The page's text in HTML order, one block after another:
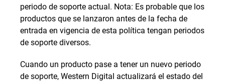
periodo de soporte actual. Nota: Es probable que los
productos que se lanzaron antes de la fecha de
entrada en vigencia de esta política tengan periodos
de soporte diversos.
Cuando un producto pase a tener un nuevo periodo
de soporte, Western Digital actualizará el estado del